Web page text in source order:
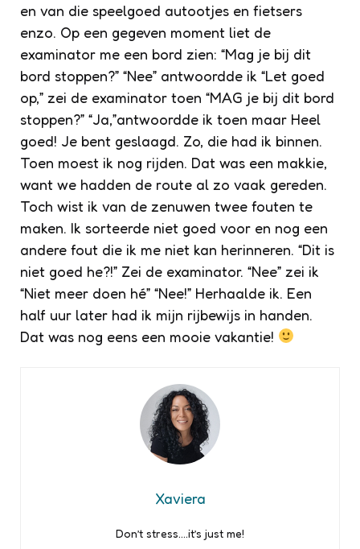
en van die speelgoed autootjes en fietsers
enzo. Op een gegeven moment liet de
examinator me een bord zien: “Mag je bij dit
bord stoppen?” “Nee” antwoordde ik “Let goed
op,” zei de examinator toen “MAG je bij dit bord
stoppen?” “Ja,”antwoordde ik toen maar Heel
goed! Je bent geslaagd. Zo, die had ik binnen.
Toen moest ik nog rijden. Dat was een makkie,
want we hadden de route al zo vaak gereden.
Toch wist ik van de zenuwen twee fouten te
maken. Ik sorteerde niet goed voor en nog een
andere fout die ik me niet kan herinneren. “Dit is
niet goed he?!” Zei de examinator. “Nee” zei ik
“Niet meer doen hé” “Nee!” Herhaalde ik. Een
half uur later had ik mijn rijbewijs in handen.
Dat was nog eens een mooie vakantie!
Xaviera
Don’t stress….it’s just me!